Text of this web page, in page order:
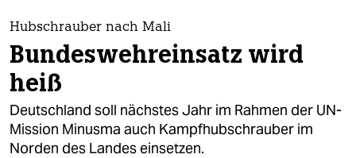
themen
politik
öko
gesellschaft
Hubschrauber nach Mali
Bundeswehreinsatz wird
heiß
Deutschland soll nächstes Jahr im Rahmen der UN-
Mission Minusma auch Kampfhubschrauber im
Norden des Landes einsetzen.